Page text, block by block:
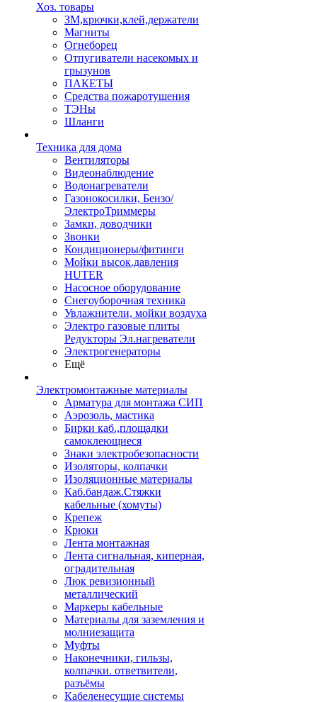
Хоз. товары
ЗМ,крючки,клей,держатели
Магниты
Огнеборец
Отпугиватели насекомых и
грызунов
ПАКЕТЫ
Средства пожаротушения
ТЭНы
Шланги
Техника для дома
Вентиляторы
Видеонаблюдение
Водонагреватели
Газонокосилки, Бензо/
ЭлектроТриммеры
Замки, доводчики
Звонки
Кондиционеры/фитинги
Мойки высок.давления
HUTER
Насосное оборудование
Снегоуборочная техника
Увлажнители, мойки воздуха
Электро газовые плиты
Редукторы Эл.нагреватели
Электрогенераторы
Ещё
Электромонтажные материалы
Арматура для монтажа СИП
Аэрозоль, мастика
Бирки каб.,площадки
самоклеющиеся
Знаки электробезопасности
Изоляторы, колпачки
Изоляционные материалы
Каб.бандаж.Стяжки
кабельные (хомуты)
Крепеж
Крюки
Лента монтажная
Лента сигнальная, киперная,
оградительная
Люк ревизионный
металлический
Маркеры кабельные
Материалы для заземления и
молниезащита
Муфты
Наконечники, гильзы,
колпачки. ответвители,
разъёмы
Кабеленесущие системы